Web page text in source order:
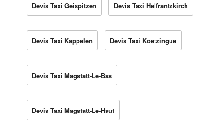
Devis Taxi Geispitzen Devis Taxi Helfrantzkirch
Devis Taxi Kappelen Devis Taxi Koetzingue
Devis Taxi Magstatt-Le-Bas
Devis Taxi Magstatt-Le-Haut